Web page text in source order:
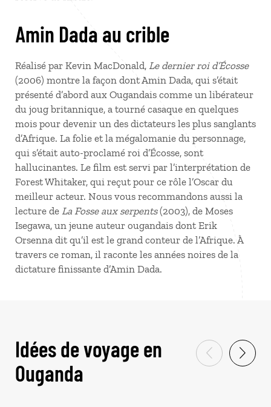
Amin Dada au crible
Réalisé par Kevin MacDonald, Le dernier roi d’Écosse
(2006) montre la façon dont Amin Dada, qui s’était
présenté d’abord aux Ougandais comme un libérateur
du joug britannique, a tourné casaque en quelques
mois pour devenir un des dictateurs les plus sanglants
d’Afrique. La folie et la mégalomanie du personnage,
qui s’était auto-proclamé roi d’Écosse, sont
hallucinantes. Le film est servi par l’interprétation de
Forest Whitaker, qui reçut pour ce rôle l’Oscar du
meilleur acteur. Nous vous recommandons aussi la
lecture de La Fosse aux serpents(2003), de Moses
Isegawa, un jeune auteur ougandais dont Erik
Orsenna dit qu’il est le grand conteur de l’Afrique. À
travers ce roman, il raconte les années noires de la
dictature finissante d’Amin Dada.
Idées de voyage en
Ouganda